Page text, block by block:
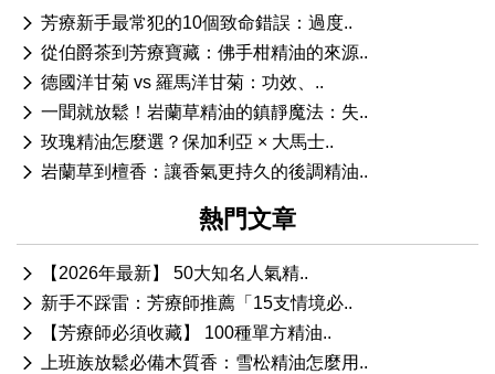
芳療新手最常犯的10個致命錯誤：過度..
從伯爵茶到芳療寶藏：佛手柑精油的來源..
德國洋甘菊 vs 羅馬洋甘菊：功效、..
一聞就放鬆！岩蘭草精油的鎮靜魔法：失..
玫瑰精油怎麼選？保加利亞 × 大馬士..
岩蘭草到檀香：讓香氣更持久的後調精油..
熱門文章
【2026年最新】 50大知名人氣精..
新手不踩雷：芳療師推薦「15支情境必..
【芳療師必須收藏】 100種單方精油..
上班族放鬆必備木質香：雪松精油怎麼用..